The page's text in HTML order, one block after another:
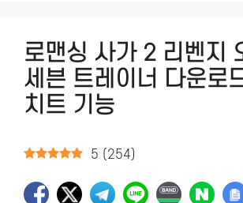
로맨싱 사가 2 리벤지
세븐 트레이너 다운로
치트 기능
5 ( 254)